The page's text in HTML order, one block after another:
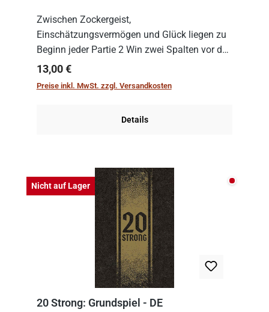
Zwischen Zockergeist,
Einschätzungsvermögen und Glück liegen zu
Beginn jeder Partie 2 Win zwei Spalten vor den
Spielenden aus, die es in die Höhe zu treiben
gilt. Doch das geht natürlich nur, solange man
Regulärer Preis:
13,00 €
Preise inkl. MwSt. zzgl. Versandkosten
Details
Nicht auf Lager Nicht
20 Strong: Grundspiel - DE